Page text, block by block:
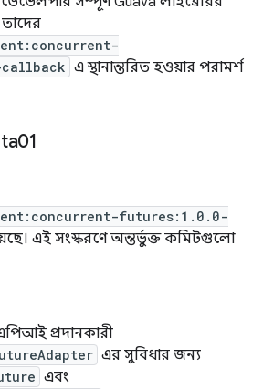
এ স্থানান্তরিত হওয়ার পরামর্শ
futures:1.0.0-
এই সংস্করণে অন্তর্ভুক্ত কমিটগুলো
প্রদানকারী
এর সুবিধার জন্য
এবং